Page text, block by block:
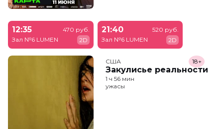
12:35
Зал №6 LUMEN
470 руб.
2D
21:40
Зал №6 LUMEN
520 руб.
2D
США
Закулисье реальности
18+
1 ч 56 мин
ужасы